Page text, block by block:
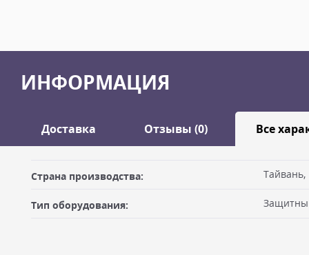
ИНФОРМАЦИЯ
Доставка Отзывы (0) Все
ДОСТАВКА
Самовывоз из офиса
Оставить отзыв
Ваше имя
Страна производства:
Тип оборудования: